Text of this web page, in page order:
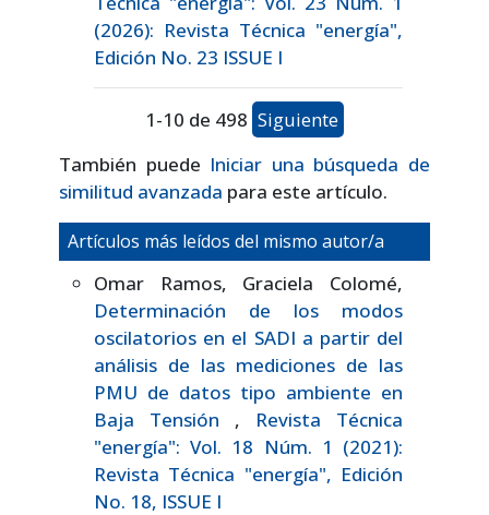
(2026): Revista Técnica "energía",
Edición No. 23 ISSUE I
1-10 de 498 Siguiente
También puede Iniciar una búsqueda de
similitud avanzada para este artículo.
Artículos más leídos del mismo autor/a
Omar Ramos, Graciela Colomé,
Determinación de los modos
oscilatorios en el SADI a partir del
análisis de las mediciones de las
PMU de datos tipo ambiente en
Baja Tensión , Revista Técnica
"energía": Vol. 18 Núm. 1 (2021):
Revista Técnica "energía", Edición
No. 18, ISSUE I